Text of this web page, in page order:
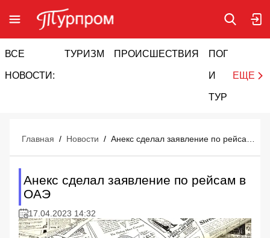
ВСЕ
НОВОСТИ:
ТУРИЗМ ПРОИСШЕСТВИЯ ПОГОДА
И
ТУРИЗМ
ЕЩЕ
Главная / Новости /
Анекс сделал заявление по рейсам в
ОАЭ
17.04.2023 14:32